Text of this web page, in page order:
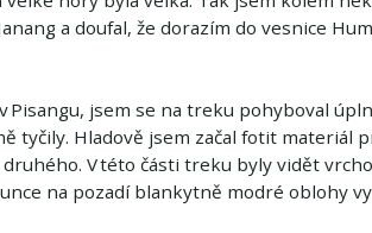
a doufal, že dorazím do vesnice
Pisangu, jsem se na treku pohyboval
tyčily. Hladově jsem začal fotit materiál
V této části treku byly vidět
na pozadí blankytně modré oblohy